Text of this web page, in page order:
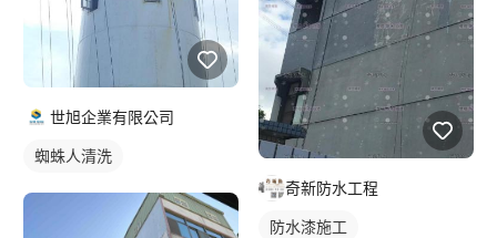
世旭企業有限公司
蜘蛛人清洗
奇新防水工程
防水漆施工